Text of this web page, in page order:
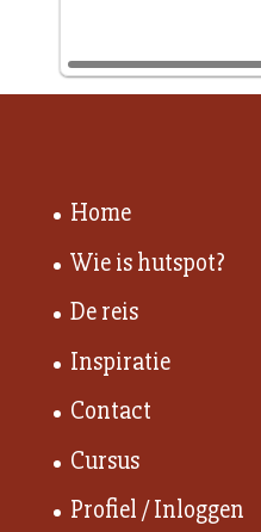
Home
Wie is hutspot?
De reis
Inspiratie
Contact
Cursus
Profiel / Inloggen